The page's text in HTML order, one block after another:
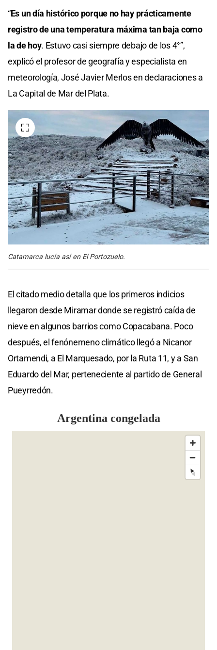
of
seconds
“Es un día histórico porque no hay prácticamente
registro de una temperatura máxima tan baja como
la de hoy. Estuvo casi siempre debajo de los 4°”,
explicó el profesor de geografía y especialista en
meteorología, José Javier Merlos en declaraciones a
La Capital de Mar del Plata.
Catamarca lucía así en El Portozuelo.
El citado medio detalla que los primeros indicios
llegaron desde Miramar donde se registró caída de
nieve en algunos barrios como Copacabana. Poco
después, el fenónemeno climático llegó a Nicanor
Ortamendi, a El Marquesado, por la Ruta 11, y a San
Eduardo del Mar, perteneciente al partido de General
Pueyrredón.